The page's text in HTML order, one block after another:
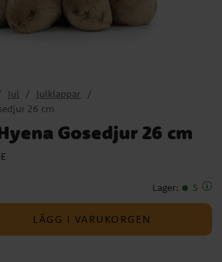
Jul
Julklappar
26 cm
Gosedjur 26 cm
Lager: 5
LÄGG I VARUKORGEN